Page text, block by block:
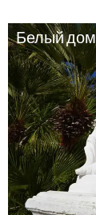
Белый дом